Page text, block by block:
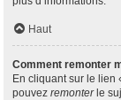
Haut
Comment remonter
En cliquant sur le lien
pouvez remonterle